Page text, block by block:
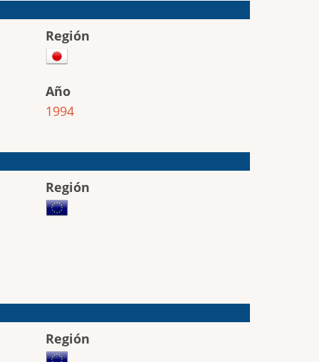
Región
Año
1994
Región
Región